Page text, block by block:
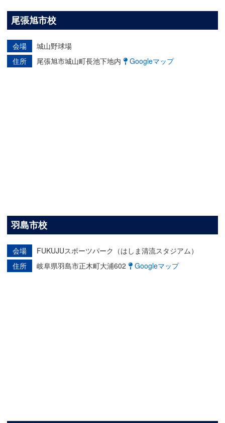
尾張旭市校
会場
城山野球場
住所
尾張旭市城山町長池下地内 Googleマップ
羽島市校
会場
FUKUJUスポーツパーク（はしま清流スタジアム）
住所
岐阜県羽島市正木町大浦602 Googleマップ